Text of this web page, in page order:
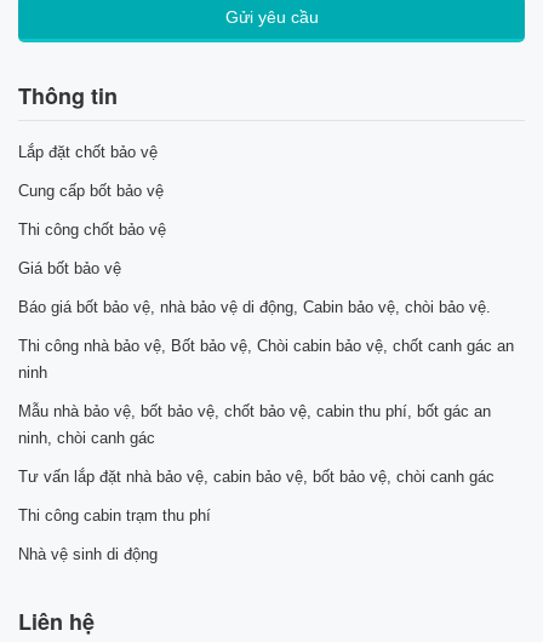
Thông tin
Lắp đặt chốt bảo vệ
Cung cấp bốt bảo vệ
Thi công chốt bảo vệ
Giá bốt bảo vệ
Báo giá bốt bảo vệ, nhà bảo vệ di động, Cabin bảo vệ, chòi bảo vệ.
Thi công nhà bảo vệ, Bốt bảo vệ, Chòi cabin bảo vệ, chốt canh gác an
ninh
Mẫu nhà bảo vệ, bốt bảo vệ, chốt bảo vệ, cabin thu phí, bốt gác an
ninh, chòi canh gác
Tư vấn lắp đặt nhà bảo vệ, cabin bảo vệ, bốt bảo vệ, chòi canh gác
Thi công cabin trạm thu phí
Nhà vệ sinh di động
Liên hệ